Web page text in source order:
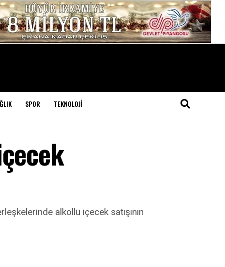
SPOR TEKNOLOJI
alkollü içecek satışının